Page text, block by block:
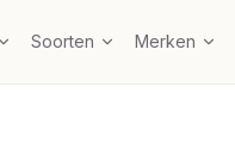
Soorten Merken